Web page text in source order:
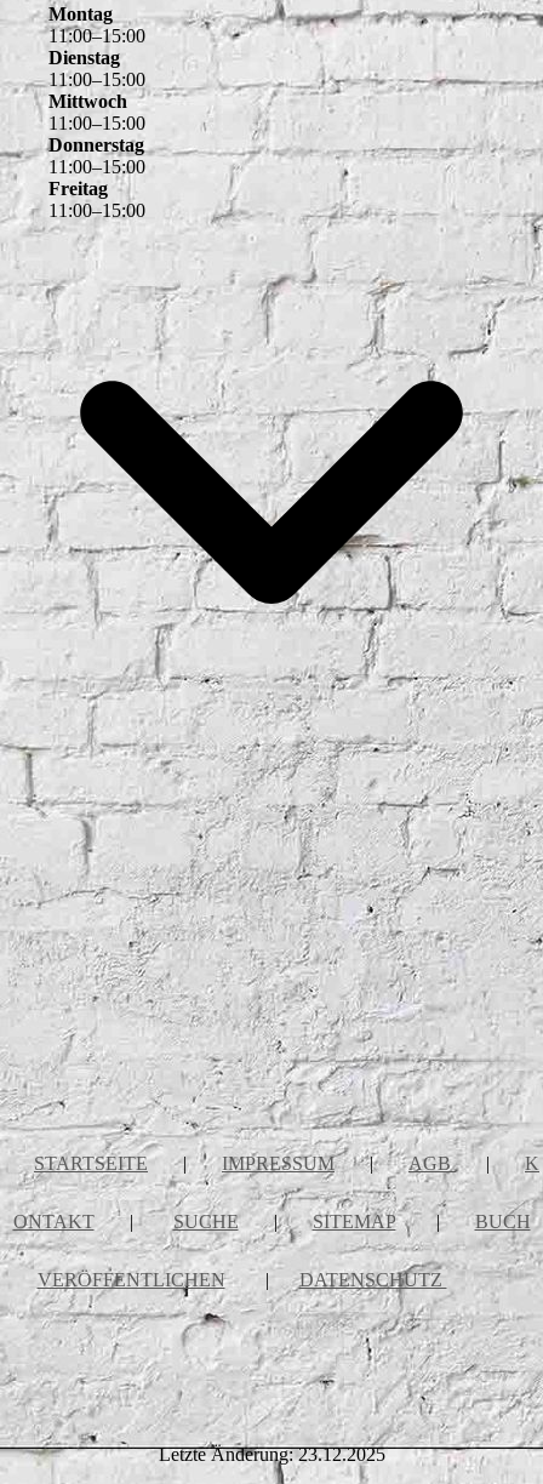
Montag
11:00–15:00
Dienstag
11:00–15:00
Mittwoch
11 :00–15:00
Donnerstag
11:00–15:00
Freitag
11 :00–15:00
STARTSEITE | IMPRESSUM | AGB | K
ONTAKT | SUCHE | SITEMAP | BUCH
VERÖFFENTLICHEN | DATENSCHUTZ
Letzte Änderung: 23.12.2025